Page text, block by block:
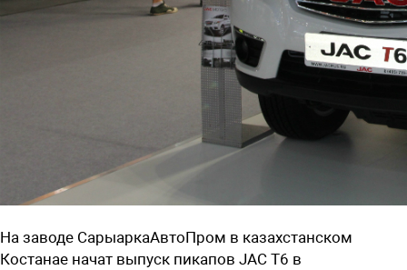
На заводе СарыаркаАвтоПром в казахстанском
Костанае начат выпуск пикапов JAC T6 в